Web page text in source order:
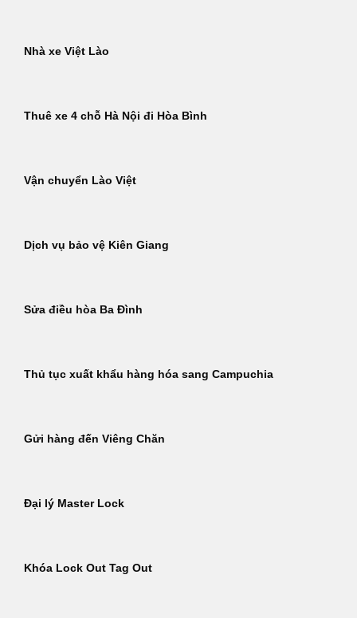
Nhà xe Việt Lào
Thuê xe 4 chỗ Hà Nội đi Hòa Bình
Vận chuyển Lào Việt
Dịch vụ bảo vệ Kiên Giang
Sửa điều hòa Ba Đình
Thủ tục xuất khẩu hàng hóa sang Campuchia
Gửi hàng đến Viêng Chăn
Đại lý Master Lock
Khóa Lock Out Tag Out